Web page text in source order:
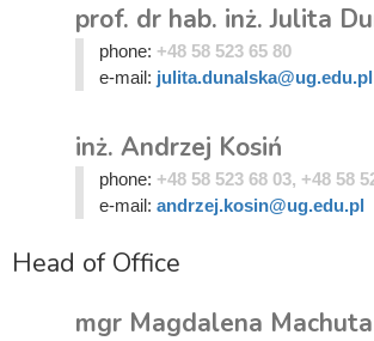
prof. dr hab. inż. Julita
phone: +48 58 523 65 80
e-mail: julita.dunalska@ug.edu.pl
inż. Andrzej Kosiń
phone: +48 58 523 68 03, +48 58
e-mail: andrzej.kosin@ug.edu.pl
Head of Office
mgr Magdalena Machuta